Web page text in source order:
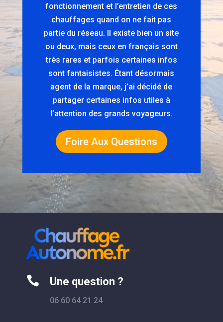
fonctionnement et l’entretien de ces
chauffages quand on ne fait pas
partie du réseau. Il existe bien un site
ou deux, mais ceux en français sont
très rares et parfois certaines infos
sont fantaisistes. Étant désormais
agent de la marque, j’ai décidé de
partager certaines infos utiles à
l’attention des grands voyageurs.
Foire Aux Questions
 Une question ?
06 60 64 21 24